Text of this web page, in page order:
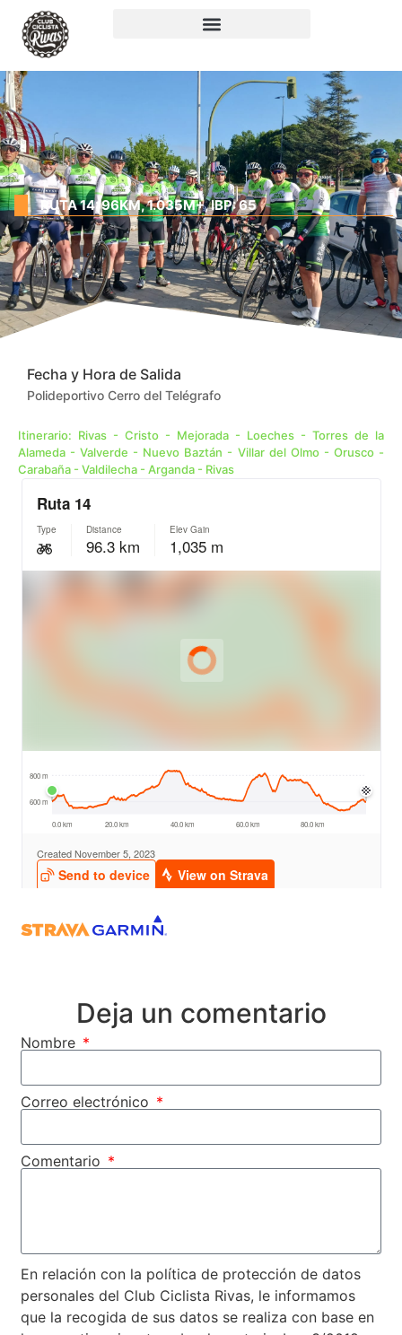
RUTA 14: 96KM, 1.035M+, IBP: 65
Fecha y Hora de Salida
Polideportivo Cerro del Telégrafo
Itinerario: Rivas - Cristo - Mejorada - Loeches - Torres de la
Alameda - Valverde - Nuevo Baztán - Villar del Olmo - Orusco -
Carabaña - Valdilecha - Arganda - Rivas
Deja un comentario
Nombre
Correo electrónico
Comentario
En relación con la política de protección de datos
personales del Club Ciclista Rivas, le informamos
que la recogida de sus datos se realiza con base en